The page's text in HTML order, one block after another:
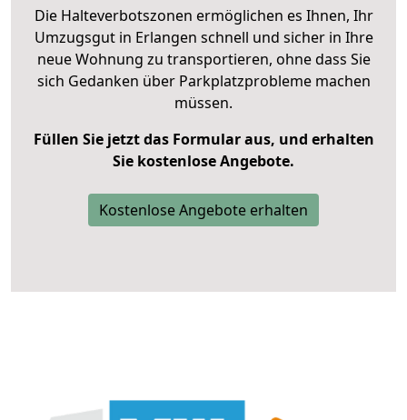
Die Halteverbotszonen ermöglichen es Ihnen, Ihr
Umzugsgut in Erlangen schnell und sicher in Ihre
neue Wohnung zu transportieren, ohne dass Sie
sich Gedanken über Parkplatzprobleme machen
müssen.
Füllen Sie jetzt das Formular aus, und erhalten
Sie kostenlose Angebote.
Kostenlose Angebote erhalten